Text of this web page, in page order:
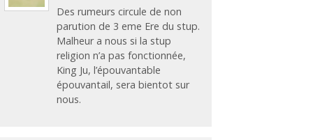
Des rumeurs circule de non
parution de 3 eme Ere du stup.
Malheur a nous si la stup
religion n’a pas fonctionnée,
King Ju, l’épouvantable
épouvantail, sera bientot sur
nous.